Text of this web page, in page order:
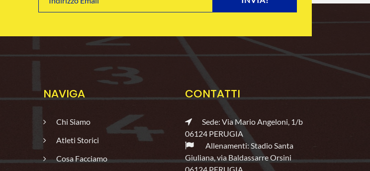
NAVIGA
Chi Siamo
Atleti Storici
Cosa Facciamo
CONTATTI
Sede: Via Mario Angeloni, 1/b
06124 PERUGIA
Allenamenti: Stadio Santa
Giuliana, via Baldassarre Orsini